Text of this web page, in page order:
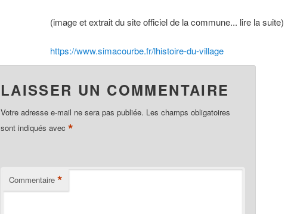
(image et extrait du site officiel de la commune... lire la suite)
https://www.simacourbe.fr/lhistoire-du-village
LAISSER UN COMMENTAIRE
Votre adresse e-mail ne sera pas publiée. Les champs obligatoires
sont indiqués avec *
Commentaire *